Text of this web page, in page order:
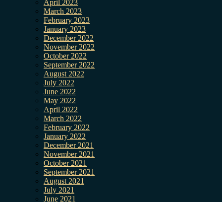
April 2023
March 2023
February 2023
January 2023
December 2022
November 2022
October 2022
September 2022
August 2022
July 2022
June 2022
May 2022
April 2022
March 2022
February 2022
January 2022
December 2021
November 2021
October 2021
September 2021
August 2021
July 2021
June 2021